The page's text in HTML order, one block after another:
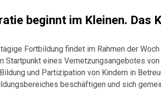
beginnt im Kleinen. Das
Fortbildung findet im Rahmen der
Startpunkt eines Vernetzungsangebotes
und Partizipation von Kindern in
beschäftigen und sich